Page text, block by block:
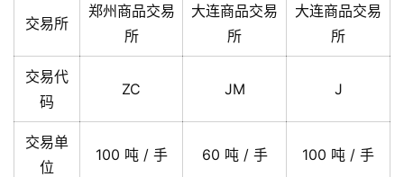
交易所
郑州商品交易
所
大连商品交易
所
大连商品交易
所
交易代
码
ZC JM J
交易单
位
100 吨 / 手 60 吨 / 手 100 吨 / 手